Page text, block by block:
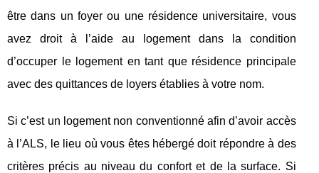
être dans un foyer ou une résidence universitaire, vous
avez droit à l’aide au logement dans la condition
d’occuper le logement en tant que résidence principale
avec des quittances de loyers établies à votre nom.
Si c’est un logement non conventionné afin d’avoir accès
à l’ALS, le lieu où vous êtes hébergé doit répondre à des
critères précis au niveau du confort et de la surface. Si